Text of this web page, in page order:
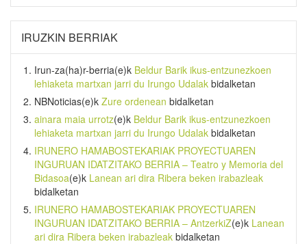
IRUZKIN BERRIAK
Irun-za(ha)r-berria(e)k Beldur Barik ikus-entzunezkoen
lehiaketa martxan jarri du Irungo Udalak bidalketan
NBNoticias(e)k Zure ordenean bidalketan
ainara maia urrotz(e)k Beldur Barik ikus-entzunezkoen
lehiaketa martxan jarri du Irungo Udalak bidalketan
IRUNERO HAMABOSTEKARIAK PROYECTUAREN
INGURUAN IDATZITAKO BERRIA – Teatro y Memoria del
Bidasoa(e)k Lanean ari dira Ribera beken irabazleak
bidalketan
IRUNERO HAMABOSTEKARIAK PROYECTUAREN
INGURUAN IDATZITAKO BERRIA – AntzerkiZ(e)k Lanean
ari dira Ribera beken irabazleak bidalketan